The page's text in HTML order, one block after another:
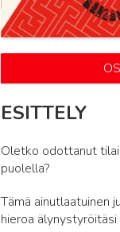
ESITTELY
Oletko odottanut
puolella?
Tämä ainutlaatuinen
hieroa